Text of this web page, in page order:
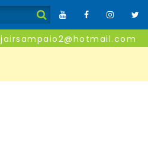
jairsampaio2@hotmail.com